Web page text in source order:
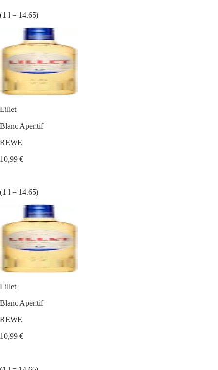
(1 l = 14.65)
Lillet
Blanc Aperitif
REWE
10,99 €
(1 l = 14.65)
Lillet
Blanc Aperitif
REWE
10,99 €